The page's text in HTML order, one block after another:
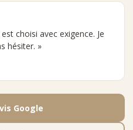
choisi avec exigence. Je
hésiter. »
Google